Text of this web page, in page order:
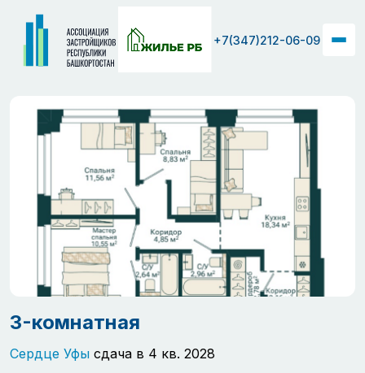
+7(347)212-06-09
3-комнатная
Сердце Уфы сдача в 4 кв. 2028